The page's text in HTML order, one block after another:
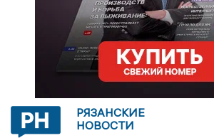
РЯЗАНСКИЕ
НОВОСТИ